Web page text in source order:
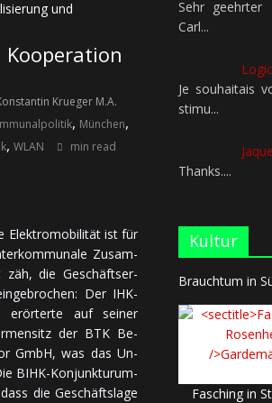
und
Kooperation
Krueger M.A.
, München,
,WLAN min read
Elektromobilität ist für
Zu­sam­
zäh, die Ge­schäfts­er­
Der IHK-
er­ör­ter­te auf seiner
der BTK Be­
GmbH, was das Un­
BIHK-Kon­junk­tur­um­
die Ge­schäfts­la­ge
Sehr
Carl...
Je souhaitais
stimu...
Thanks....
Kultur
Brauchtum in
Fasching in